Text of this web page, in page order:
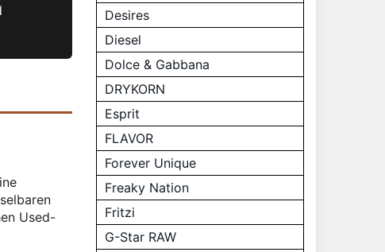
Used-
Desires
Diesel
Dolce & Gabbana
DRYKORN
Esprit
FLAVOR
Forever Unique
Freaky Nation
Fritzi
G-Star RAW